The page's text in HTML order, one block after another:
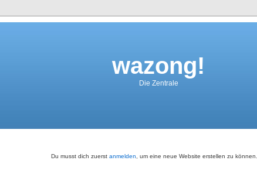
wazong!
Die Zentrale
Du musst dich zuerst anmelden , um eine neue Website erstellen zu können.